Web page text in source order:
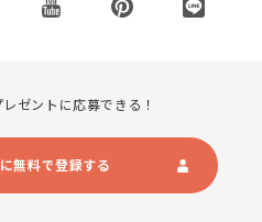
ゼントに応募できる！
無料で登録する